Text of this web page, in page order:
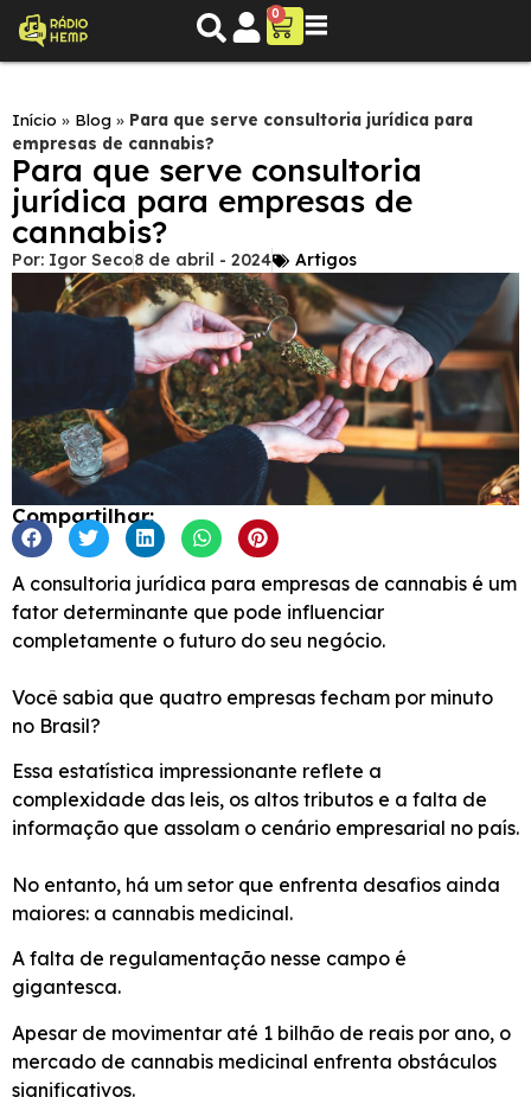
0
Início » Blog » Para que serve consultoria jurídica para
empresas de cannabis?
Para que serve consultoria
jurídica para empresas de
cannabis?
Por: Igor Seco8 de abril - 2024 Artigos
Compartilhar:
A consultoria jurídica para empresas de cannabis é um
fator determinante que pode influenciar
completamente o futuro do seu negócio.
Você sabia que quatro empresas fecham por minuto
no Brasil?
Essa estatística impressionante reflete a
complexidade das leis, os altos tributos e a falta de
informação que assolam o cenário empresarial no país.
No entanto, há um setor que enfrenta desafios ainda
maiores: a cannabis medicinal.
A falta de regulamentação nesse campo é
gigantesca.
Apesar de movimentar até 1 bilhão de reais por ano, o
mercado de cannabis medicinal enfrenta obstáculos
significativos.